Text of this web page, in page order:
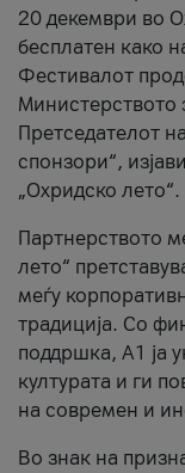
20 декември во
бесплатен како
Фестивалот
Министерството
Претседателот
спонзори“,
„Охридско лето“.
Партнерството
лето“
меѓу
традиција. Со
поддршка, A1 ја
културата и ги
на современ и
Во знак на